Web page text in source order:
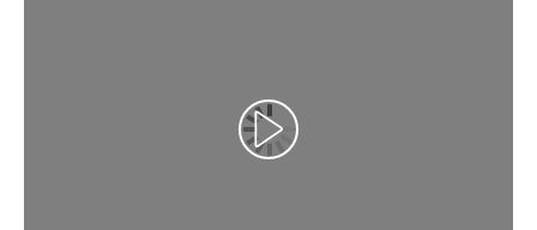
Predvajaj videoposnetek